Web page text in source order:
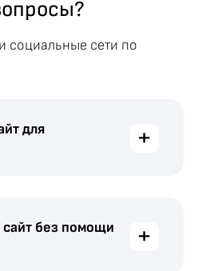
социальные сети по
+
для
+
без помощи